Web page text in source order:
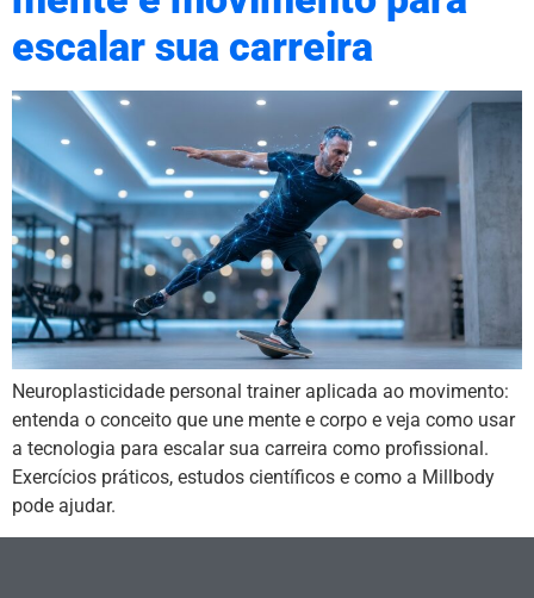
escalar sua carreira
Neuroplasticidade personal trainer aplicada ao movimento:
entenda o conceito que une mente e corpo e veja como usar
a tecnologia para escalar sua carreira como profissional.
Exercícios práticos, estudos científicos e como a Millbody
pode ajudar.